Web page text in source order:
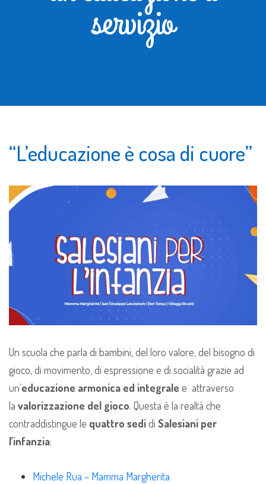
servizio
“L’educazione è cosa di cuore”
Un scuola che parla di bambini, del loro valore, del bisogno di
gioco, di movimento, di espressione e di socialità grazie ad
un’educazione armonica ed integrale e attraverso
la valorizzazione del gioco. Questa è la realtà che
contraddistingue le quattro sedidi Salesiani per
l’infanzia:
Michele Rua – Mamma Margherita